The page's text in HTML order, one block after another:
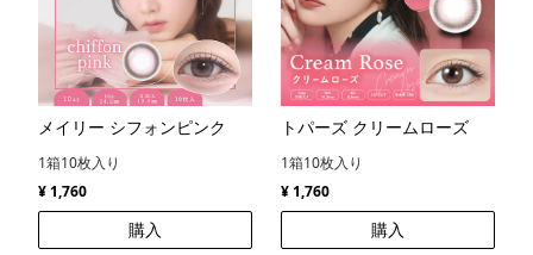
メイリー シフォンピンク
1箱10枚入り
¥ 1,760
購入
トパーズ クリームローズ
1箱10枚入り
¥ 1,760
購入